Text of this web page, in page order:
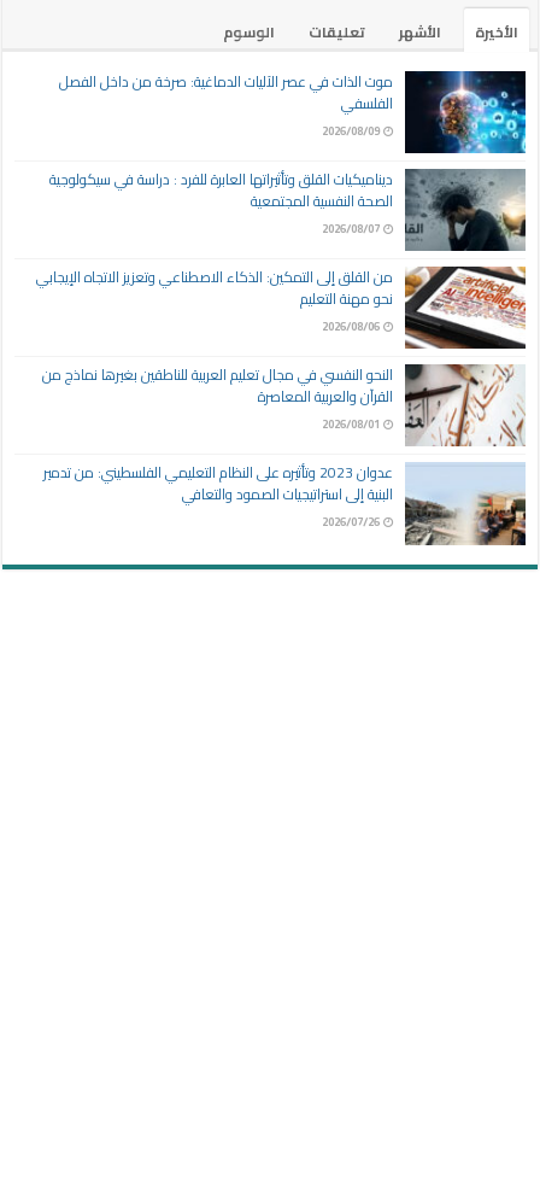
الأخيرة الأشهر تعليقات
الوسوم
موت الذات في عصر الآليات الدماغية: صرخة من داخل الفصل
الفلسفي
2026/08/09
ديناميكيات القلق وتأثيراتها العابرة للفرد : دراسة في سيكولوجية
الصحة النفسية المجتمعية
2026/08/07
من القلق إلى التمكين: الذكاء الاصطناعي وتعزيز الاتجاه الإيجابي
نحو مهنة التعليم
2026/08/06
النحو النفسي في مجال تعليم العربية للناطقين بغيرها نماذج من
القرآن والعربية المعاصرة
2026/08/01
عدوان 2023 وتأثيره على النظام التعليمي الفلسطيني: من تدمير
البنية إلى استراتيجيات الصمود والتعافي
2026/07/26